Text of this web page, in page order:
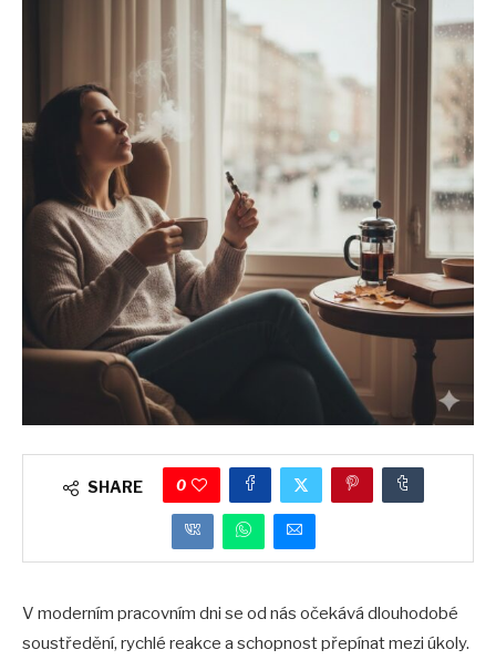
SHARE 0
V moderním pracovním dni se od nás očekává dlouhodobé
soustředění, rychlé reakce a schopnost přepínat mezi úkoly.